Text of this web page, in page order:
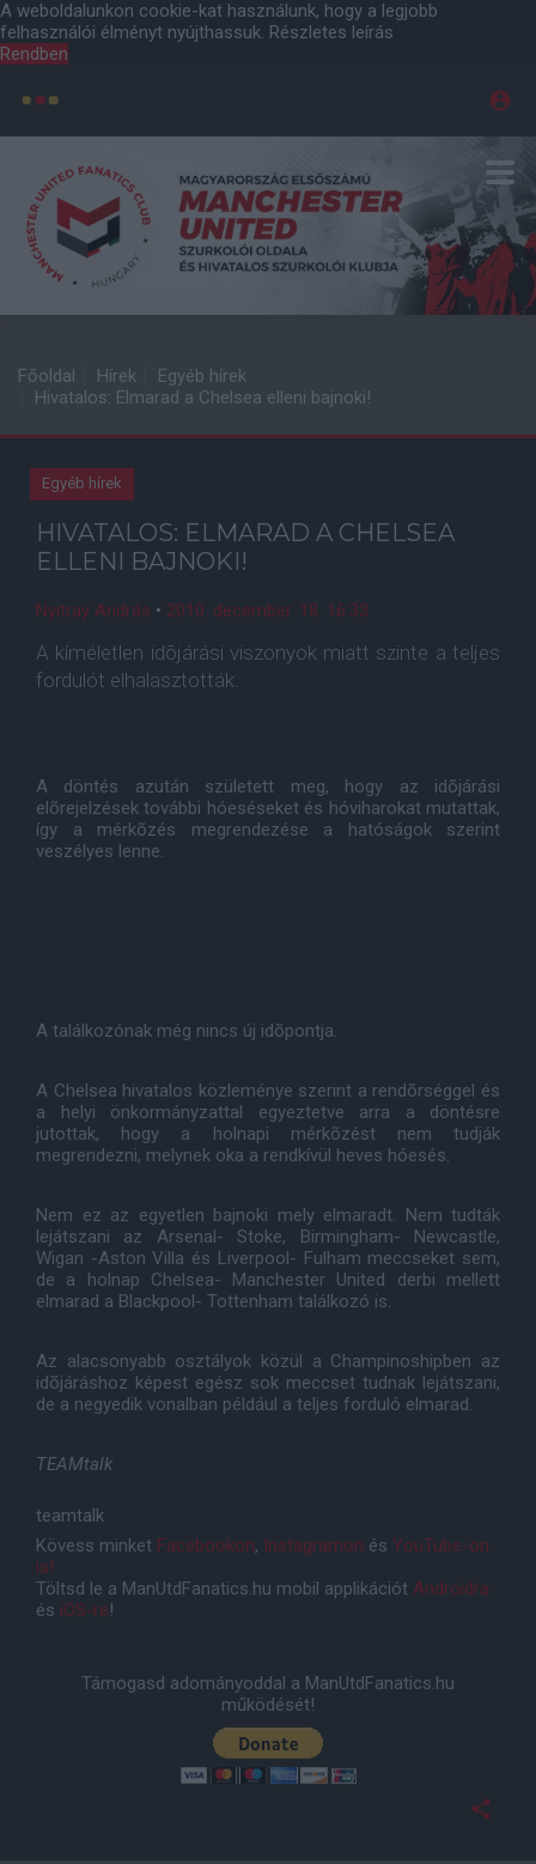
A weboldalunkon cookie-kat használunk, hogy a legjobb
felhasználói élményt nyújthassuk. Részletes leírás
Rendben
Főoldal Hírek
Egyéb hírek
Hivatalos: Elmarad a Chelsea elleni bajnoki!
Egyéb hírek
HIVATALOS: ELMARAD A CHELSEA
ELLENI BAJNOKI!
Nyitray András • 2010. december. 18. 16:33
A kíméletlen idõjárási viszonyok miatt szinte a teljes
fordulót elhalasztották.
A döntés azután született meg, hogy az idõjárási
elõrejelzések további hóeséseket és hóviharokat mutattak,
így a mérkõzés megrendezése a hatóságok szerint
veszélyes lenne.
A találkozónak még nincs új idõpontja.
A Chelsea hivatalos közleménye szerint a rendõrséggel és
a helyi önkormányzattal egyeztetve arra a döntésre
jutottak, hogy a holnapi mérkõzést nem tudják
megrendezni, melynek oka a rendkívül heves hóesés.
Nem ez az egyetlen bajnoki mely elmaradt. Nem tudták
lejátszani az Arsenal- Stoke, Birmingham- Newcastle,
Wigan -Aston Villa és Liverpool- Fulham meccseket sem,
de a holnap Chelsea- Manchester United derbi mellett
elmarad a Blackpool- Tottenham találkozó is.
Az alacsonyabb osztályok közül a Champinoshipben az
idõjáráshoz képest egész sok meccset tudnak lejátszani,
de a negyedik vonalban például a teljes forduló elmarad.
TEAMtalk
teamtalk
Kövess minket Facebookon, Instagramon és YouTube-on
is!
Töltsd le a ManUtdFanatics.hu mobil applikációt Androidra
és iOS-re!
Támogasd adományoddal a ManUtdFanatics.hu
működését!